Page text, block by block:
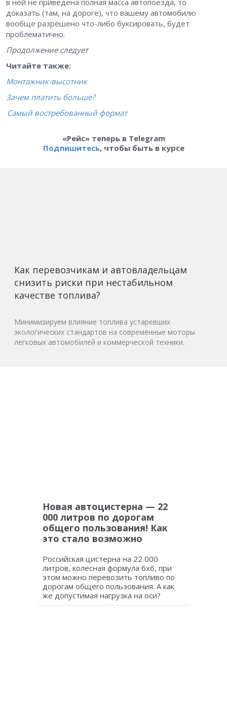
доказать (там, на дороге), что вашему автомобилю
вообще разрешено что-либо буксировать, будет
проблематично.
Продолжение следует
Читайте также:
Монтажник-высотник
Зачем платить больше?
Самый востребованный формат
«Рейс» теперь в Telegram
Подпишитесь, чтобы быть в курсе
Как перевозчикам и автовладельцам
снизить риски при нестабильном
качестве топлива?
Минимизируем влияние топлива устаревших
экологических стандартов на современные моторы
легковых автомобилей и коммерческой техники.
Новая автоцистерна — 22
000 литров по дорогам
общего пользования! Как
это стало возможно
Российская цистерна на 22 000
литров, колесная формула 6х6, при
этом можно перевозить топливо по
дорогам общего пользования. А как
же допустимая нагрузка на оси?